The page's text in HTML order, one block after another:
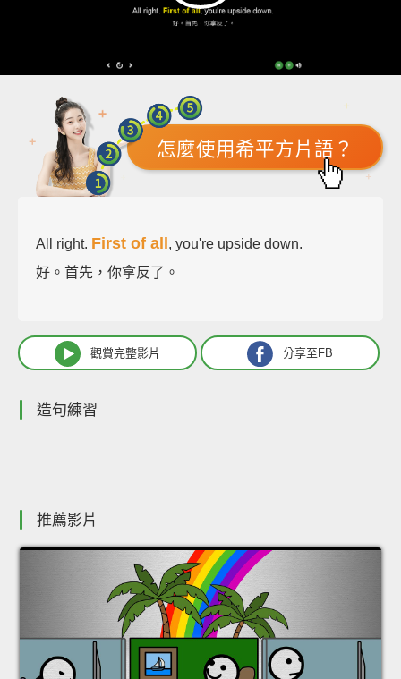
怎麼使用希平方片語？
All right. First of all
, you're upside down.
好。首先，你拿反了。
觀賞完整影片 分享至FB
造句練習
推薦影片